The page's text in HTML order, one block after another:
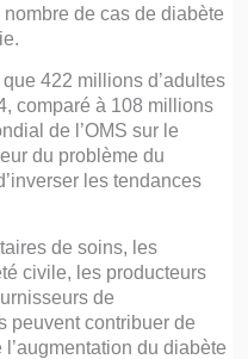
de cas de diabète
422 millions d’adultes
comparé à 108 millions
de l’OMS sur le
du problème du
les tendances
de soins, les
civile, les producteurs
de
peuvent contribuer de
du diabète